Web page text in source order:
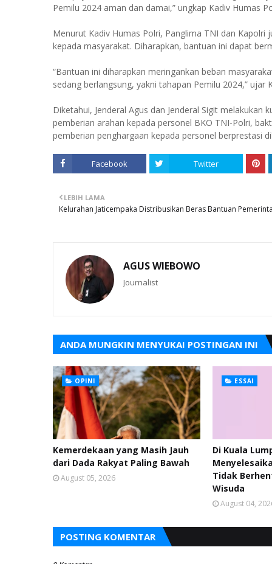
Pemilu 2024 aman dan damai,” ungkap Kadiv Humas
Menurut Kadiv Humas Polri, Panglima TNI dan
kepada masyarakat. Diharapkan, bantuan ini dapat
“Bantuan ini diharapkan meringankan beban
sedang berlangsung, yakni tahapan Pemilu 2024,” ujar
Diketahui, Jenderal Agus dan Jenderal Sigit
pemberian arahan kepada personel BKO TNI-Polri,
pemberian penghargaan kepada personel berprestasi
Facebook Twitter
LEBIH LAMA
Kelurahan Jaticempaka Distribusikan Beras Bantuan
AGUS WIEBOWO
Journalist
ANDA MUNGKIN MENYUKAI POSTINGAN INI
OPINI
Kemerdekaan yang Masih Jauh
dari Dada Rakyat Paling Bawah
August 05, 2026
ESSAI
Di Kuala
Tidak
Wisuda
August 04,
POSTING KOMENTAR